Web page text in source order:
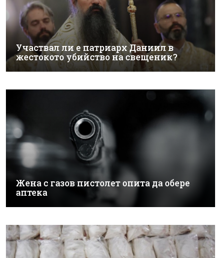
Участвал ли е патриарх Даниил в
жестокото убийство на свещеник?
Жена с газов пистолет опита да обере
аптека